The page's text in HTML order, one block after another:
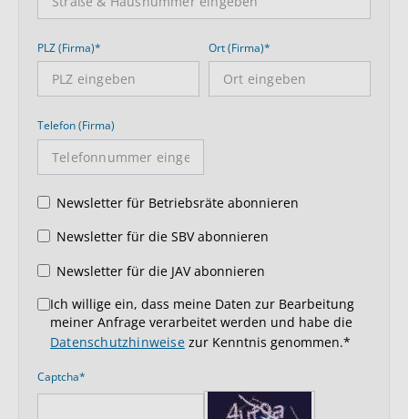
PLZ (Firma)* Ort (Firma)*
Telefon (Firma)
Newsletter für Betriebsräte abonnieren
Newsletter für die SBV abonnieren
Newsletter für die JAV abonnieren
Ich willige ein, dass meine Daten zur Bearbeitung
meiner Anfrage verarbeitet werden und habe die
Datenschutzhinweisezur Kenntnis genommen.*
Captcha*